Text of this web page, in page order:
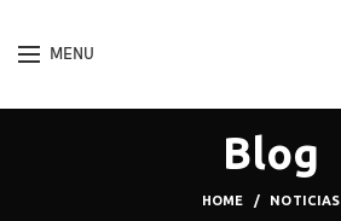
MENU
Blog
HOME NOTICIAS